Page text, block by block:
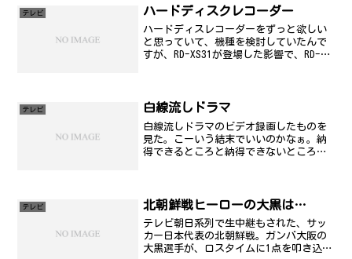
テレビ ハードディスクレコーダー
ハードディスレコーダーをずっと欲しい
と思っていて、機種を検討していたんで
すが、RD-XS31が登場した影響で、RD-
り続けるビデ...
テレビ 白線流しドラマ
白線流しドラマのビデオ録画したものを
見た。こーいう結末でいいのかなぁ。納
得できるところと納得できないところ
テレビ 北朝鮮戦ヒーローの大黒は…
テレビ朝日系列で生中継もされた、サッ
カー日本代表の北朝鮮戦。ガンバ大阪の
大黒選手が、ロスタイムに1点を叩き込ん